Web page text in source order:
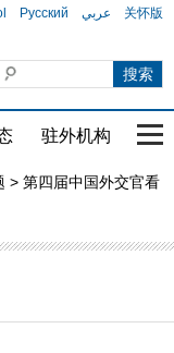
Русский عربي 关怀版
驻外机构 国
> 第四届中国外交官看